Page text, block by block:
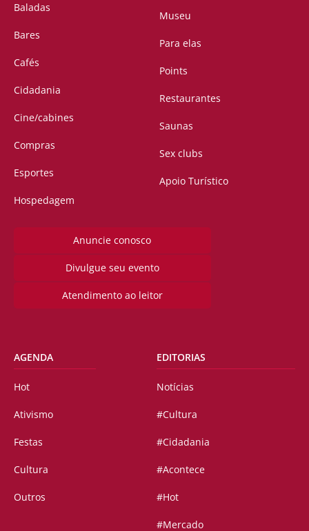
Baladas
Bares
Cafés
Cidadania
Cine/cabines
Compras
Esportes
Hospedagem
Museu
Para elas
Points
Restaurantes
Saunas
Sex clubs
Apoio Turístico
Anuncie conosco
Divulgue seu evento
Atendimento ao leitor
AGENDA
Hot
Ativismo
Festas
Cultura
Outros
EDITORIAS
Notícias
#Cultura
#Cidadania
#Acontece
#Hot
#Mercado